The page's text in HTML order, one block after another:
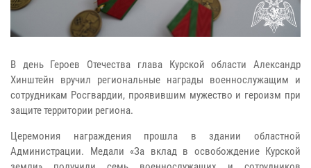
В день Героев Отечества глава Курской области Александр
Хинштейн вручил региональные награды военнослужащим и
сотрудникам Росгвардии, проявившим мужество и героизм при
защите территории региона.
Церемония награждения прошла в здании областной
Администрации. Медали «За вклад в освобождение Курской